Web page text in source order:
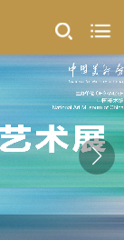
×关闭